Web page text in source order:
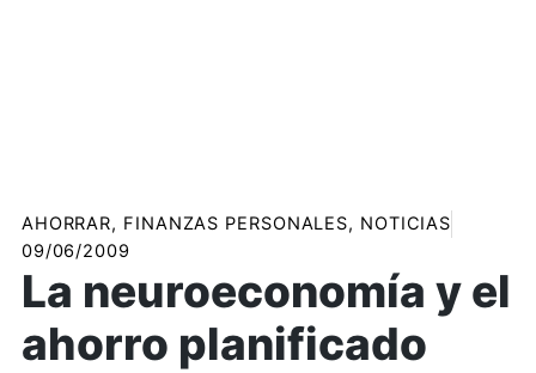
AHORRAR, FINANZAS PERSONALES, NOTICIAS
09/06/2009
La neuroeconomía y el
ahorro planificado